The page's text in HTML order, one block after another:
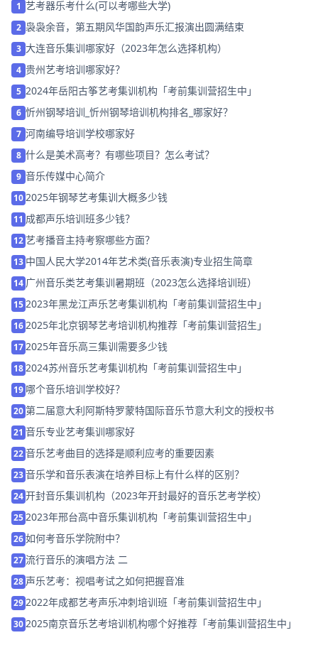
1 艺考器乐考什么(可以考哪些大学)
2 袅袅余音，第五期风华国韵声乐汇报演出圆满结束
3 大连音乐集训哪家好（2023年怎么选择机构）
4 贵州艺考培训哪家好？
5 2024年岳阳古筝艺考集训机构「考前集训营招生中」
6 忻州钢琴培训_忻州钢琴培训机构排名_哪家好？
7 河南编导培训学校哪家好
8 什么是美术高考？有哪些项目？怎么考试？
9 音乐传媒中心简介
10 2025年钢琴艺考集训大概多少钱
11 成都声乐培训班多少钱？
12艺考播音主持考察哪些方面？
13 中国人民大学2014年艺术类(音乐表演)专业招生简章
14 广州音乐类艺考集训暑期班（2023怎么选择培训班）
15 2023年黑龙江声乐艺考集训机构「考前集训营招生中」
16 2025年北京钢琴艺考培训机构推荐「考前集训营招生」
17 2025年音乐高三集训需要多少钱
18 2024苏州音乐艺考集训机构「考前集训营招生中」
19 哪个音乐培训学校好？
20 第二届意大利阿斯特罗蒙特国际音乐节意大利文的授权书
21 音乐专业艺考集训哪家好
22音乐艺考曲目的选择是顺利应考的重要因素
23音乐学和音乐表演在培养目标上有什么样的区别？
24开封音乐集训机构（2023年开封最好的音乐艺考学校）
25 2023年邢台高中音乐集训机构「考前集训营招生中」
26如何考音乐学院附中？
27流行音乐的演唱方法 二
28 声乐艺考：视唱考试之如何把握音准
29 2022年成都艺考声乐冲刺培训班「考前集训营招生中」
30 2025南京音乐艺考培训机构哪个好推荐「考前集训营招生中」